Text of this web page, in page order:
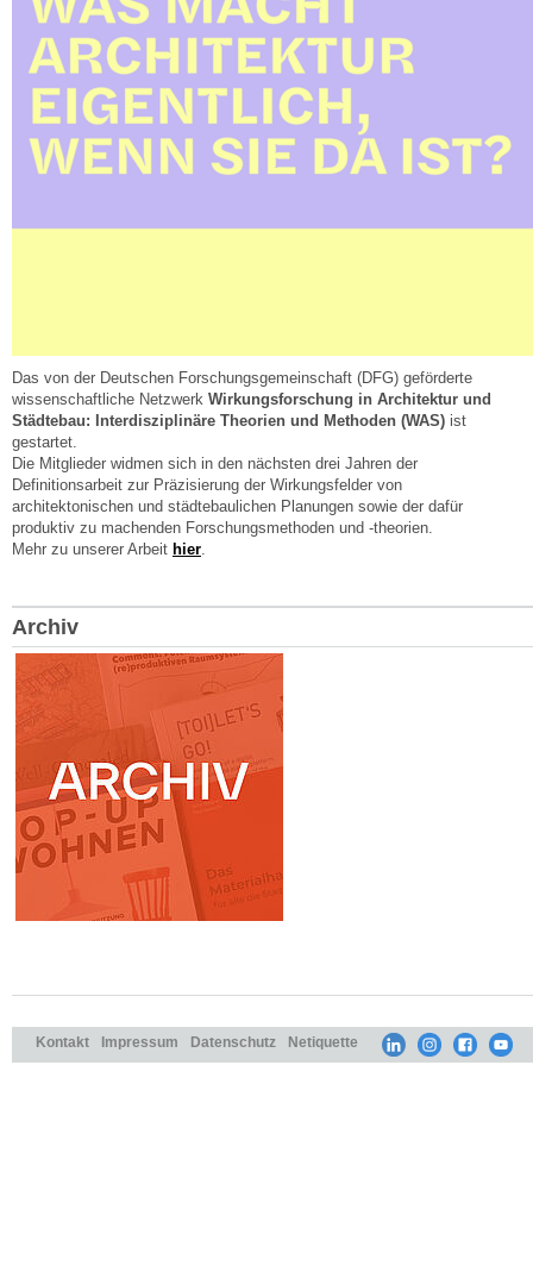
Das von der Deutschen Forschungsgemeinschaft (DFG) geförderte
wissenschaftliche Netzwerk Wirkungsforschung in Architektur und
Städtebau: Interdisziplinäre Theorien und Methoden (WAS) ist
gestartet.
Die Mitglieder widmen sich in den nächsten drei Jahren der
Definitionsarbeit zur Präzisierung der Wirkungsfelder von
architektonischen und städtebaulichen Planungen sowie der dafür
produktiv zu machenden Forschungsmethoden und -theorien.
Mehr zu unserer Arbeit hier
Archiv
Kontakt Impressum Datenschutz Netiquette